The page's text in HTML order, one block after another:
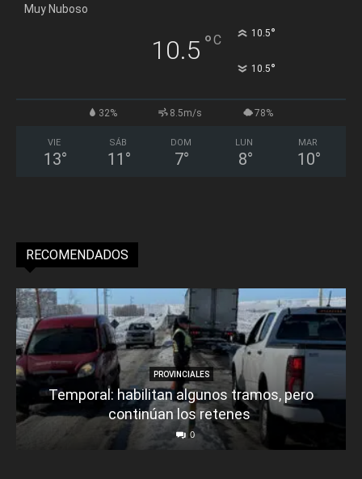
Muy Nuboso
10.5 °C 10.5°
10.5°
32% 8.5m/s 78%
VIE
13°
SÁB
11 °
DOM
7°
LUN
8°
MAR
10°
RECOMENDADOS
PROVINCIALES
Temporal: habilitan algunos tramos, pero
continúan los retenes
0